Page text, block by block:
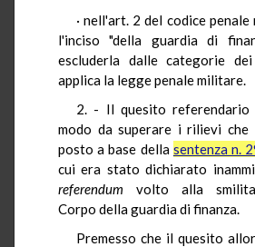
· nell'art. 2 del codice
l'inciso "della guardia di
escluderla dalle categorie
applica la legge penale militare.
2. - Il quesito
modo da superare i rilievi che
posto a base della sentenza n.
cui era stato dichiarato
referendum volto alla
Corpo della guardia di finanza.
Premesso che il quesito